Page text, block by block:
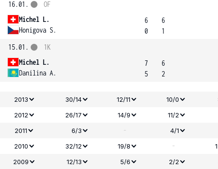
16.01.
Michel L.
Honigova S.
OF
6
0
6
1
15.01.
Michel L.
Danilina A.
1K
7
5
6
2
2013 30/14 12/11 10/0
2012
26/17 14/9
11/2
2011
6/3 - 4/1
2010
32/12 19/8 -
2009
12/13 5/6 2/2